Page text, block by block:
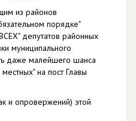
из районов
порядке"
депутатов районных
муниципального
даже малейшего шанса
на пост Главы
и опровержений) этой